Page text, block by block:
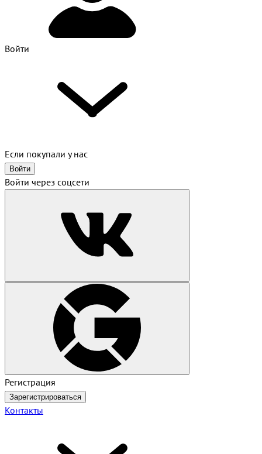
Войти
Если покупали у нас
Войти
Войти через соцсети
Регистрация
Зарегистрироваться
Контакты